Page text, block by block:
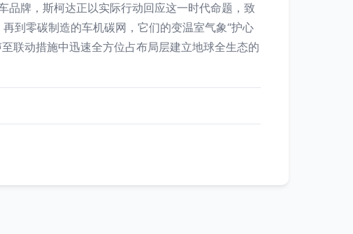
品牌，斯柯达正以实际行动回应这一时代命题，致
到零碳制造的车机碳网，它们的变温室气象“护心
联动措施中迅速全方位占布局层建立地球全生态的